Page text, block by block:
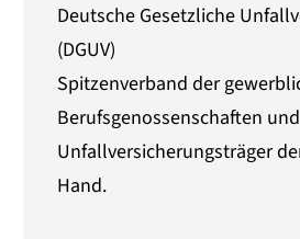
Deutsche Gesetzliche
(DGUV)
Spitzenverband der
Berufsgenossenschaften und
Unfallversicherungsträger
Hand.